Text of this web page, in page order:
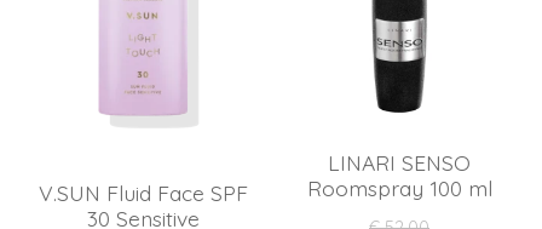
V.SUN Fluid Face SPF
30 Sensitive
LINARI SENSO
Roomspray 100 ml